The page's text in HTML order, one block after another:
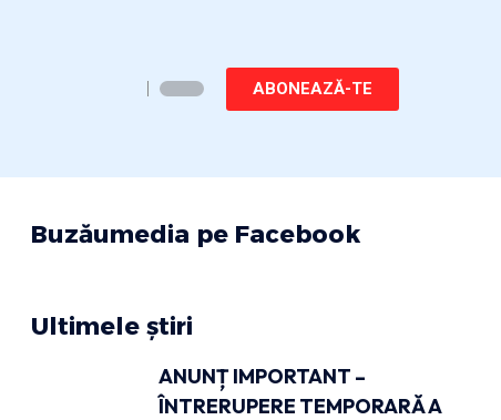
ABONEAZĂ-TE
Buzăumedia pe Facebook
Ultimele știri
ANUNȚ IMPORTANT –
ÎNTRERUPERE TEMPORARĂ A